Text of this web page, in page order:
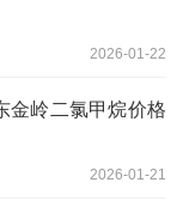
2026-01-22
金岭二氯甲烷价格
2026-01-21